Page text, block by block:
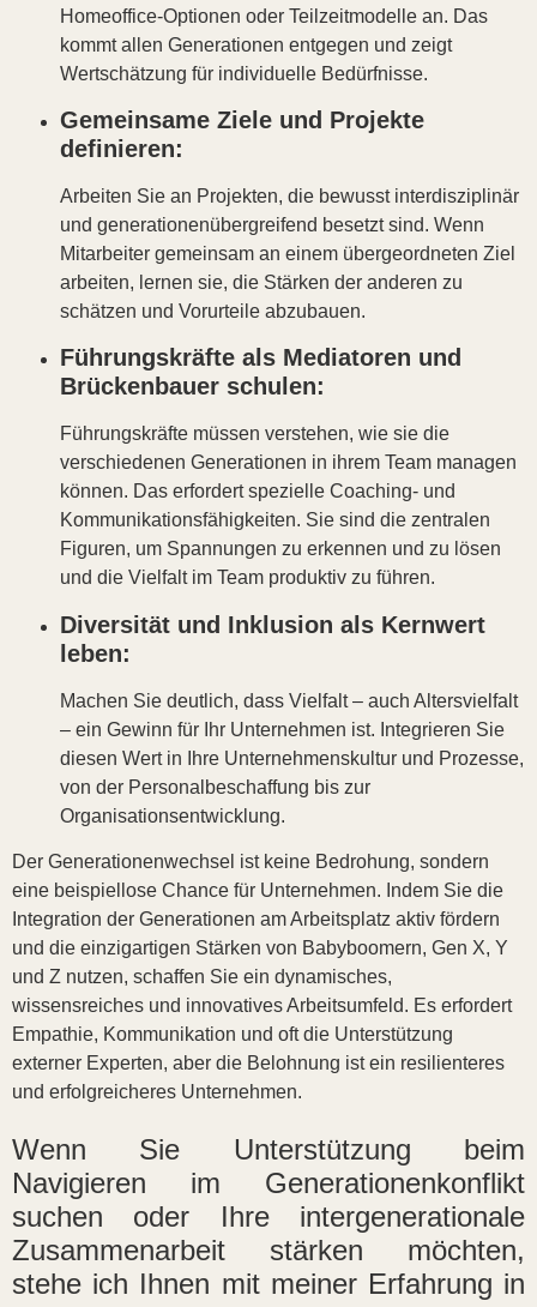
Homeoffice-Optionen oder Teilzeitmodelle an. Das
kommt allen Generationen entgegen und zeigt
Wertschätzung für individuelle Bedürfnisse.
Gemeinsame Ziele und Projekte
definieren:
Arbeiten Sie an Projekten, die bewusst interdisziplinär
und generationenübergreifend besetzt sind. Wenn
Mitarbeiter gemeinsam an einem übergeordneten Ziel
arbeiten, lernen sie, die Stärken der anderen zu
schätzen und Vorurteile abzubauen.
Führungskräfte als Mediatoren und
Brückenbauer schulen:
Führungskräfte müssen verstehen, wie sie die
verschiedenen Generationen in ihrem Team managen
können. Das erfordert spezielle Coaching- und
Kommunikationsfähigkeiten. Sie sind die zentralen
Figuren, um Spannungen zu erkennen und zu lösen
und die Vielfalt im Team produktiv zu führen.
Diversität und Inklusion als Kernwert
leben:
Machen Sie deutlich, dass Vielfalt – auch Altersvielfalt
– ein Gewinn für Ihr Unternehmen ist. Integrieren Sie
diesen Wert in Ihre Unternehmenskultur und Prozesse,
von der Personalbeschaffung bis zur
Organisationsentwicklung.
Der Generationenwechsel ist keine Bedrohung, sondern
eine beispiellose Chance für Unternehmen. Indem Sie die
Integration der Generationen am Arbeitsplatz aktiv fördern
und die einzigartigen Stärken von Babyboomern, Gen X, Y
und Z nutzen, schaffen Sie ein dynamisches,
wissensreiches und innovatives Arbeitsumfeld. Es erfordert
Empathie, Kommunikation und oft die Unterstützung
externer Experten, aber die Belohnung ist ein resilienteres
und erfolgreicheres Unternehmen.
Wenn Sie Unterstützung beim
Navigieren im Generationenkonflikt
suchen oder Ihre intergenerationale
Zusammenarbeit stärken möchten,
stehe ich Ihnen mit meiner Erfahrung in